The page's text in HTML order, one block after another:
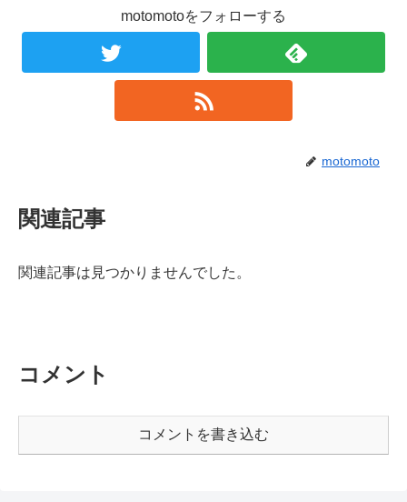
motomotoをフォローする
motomoto
関連記事
関連記事は見つかりませんでした。
コメント
コメントを書き込む